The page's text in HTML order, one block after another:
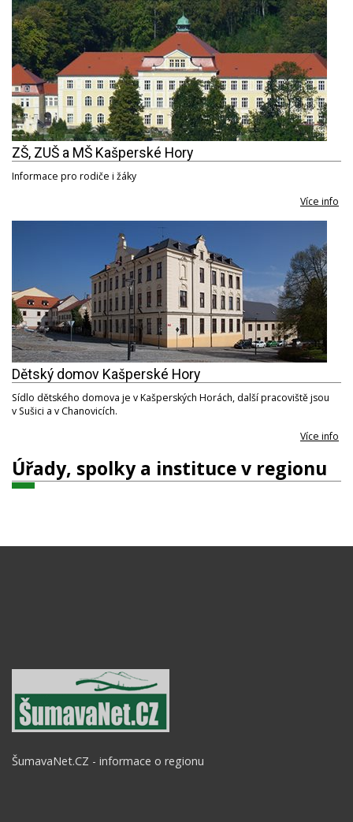
ZŠ, ZUŠ a MŠ Kašperské Hory
Informace pro rodiče i žáky
Více info
Dětský domov Kašperské Hory
Sídlo dětského domova je v Kašperských Horách, další pracoviště jsou
v Sušici a v Chanovicích.
Více info
Úřady, spolky a instituce v regionu
ŠumavaNet.CZ - informace o regionu